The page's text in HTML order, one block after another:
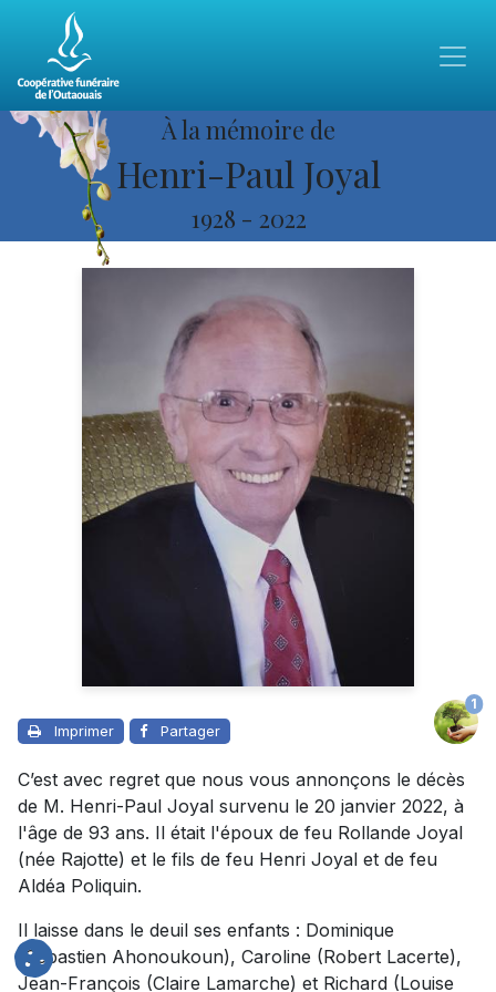
À la mémoire de
Henri-Paul Joyal
1928 - 2022
Imprimer Partager
1
C’est avec regret que nous vous annonçons le décès
de M. Henri-Paul Joyal survenu le 20 janvier 2022, à
l'âge de 93 ans. Il était l'époux de feu Rollande Joyal
(née Rajotte) et le fils de feu Henri Joyal et de feu
Aldéa Poliquin.
Il laisse dans le deuil ses enfants : Dominique
(Sébastien Ahonoukoun), Caroline (Robert Lacerte),
Jean-François (Claire Lamarche) et Richard (Louise